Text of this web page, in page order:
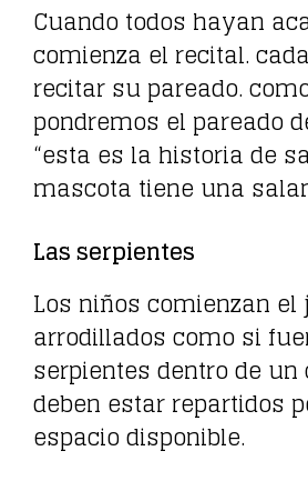
Cuando todos hayan
comienza el recital.
recitar su pareado.
pondremos el pareado
“esta es la historia de
mascota tiene una
Las serpientes
Los niños comienzan el
arrodillados como si
serpientes dentro de un
deben estar repartidos
espacio disponible.